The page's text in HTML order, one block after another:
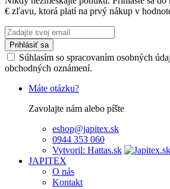
€ zľavu, ktorá platí na prvý nákup v
Prihlásiť sa
Súhlasím so spracovaním osobných
obchodných oznámení.
Máte otázku?
Zavolajte nám alebo píšte
eshop@japitex.sk
0944 353 060
Vytvoril: Hattas.sk
JAPITEX
O nás
Kontakt